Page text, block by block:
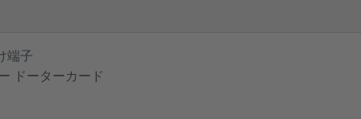
端子
ドーターカード